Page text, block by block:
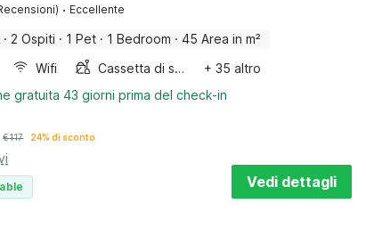
· Eccellente
· 2 Ospiti · 1 Pet · 1 Bedroom · 45 Area in m²
Wifi Cassetta di sabbia
+ 35 altro
gratuita 43 giorni prima del check-in
€117 24% di sconto
Vedi dettagli